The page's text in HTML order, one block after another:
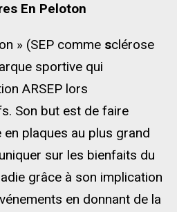
En Peloton
» (SEP comme sclérose
sportive qui
ARSEP lors
Son but est de faire
plaques au plus grand
sur les bienfaits du
grâce à son implication
en donnant de la